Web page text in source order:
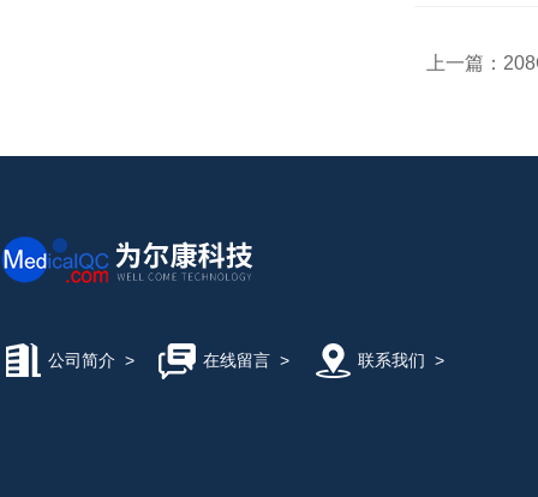
上一篇：
公司简介 > 在线留言> 联系我们 >